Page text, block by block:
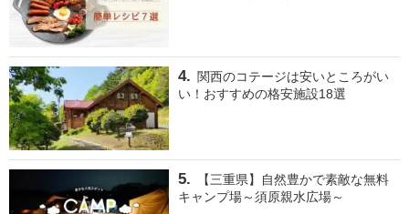
関西のコテージは安いところがい
い！おすすめの格安施設18選
【三重県】自然豊かで素敵な無料
キャンプ場～須原親水広場～